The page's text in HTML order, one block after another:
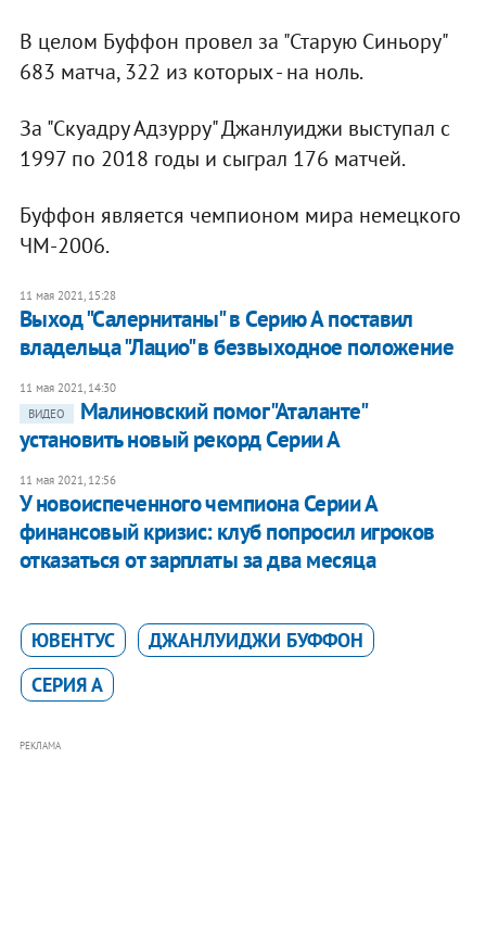
В целом Буффон провел за "Старую Синьору"
683 матча, 322 из которых - на ноль.
За "Скуадру Адзурру" Джанлуиджи выступал с
1997 по 2018 годы и сыграл 176 матчей.
Буффон является чемпионом мира немецкого
ЧМ-2006.
11 мая 2021, 15:28
Выход "Салернитаны" в Серию А поставил
владельца "Лацио" в безвыходное положение
11 мая 2021, 14:30
ВИДЕО
Малиновский помог "Аталанте"
установить новый рекорд Серии А
11 мая 2021, 12:56
У новоиспеченного чемпиона Серии А
финансовый кризис: клуб попросил игроков
отказаться от зарплаты за два месяца
ЮВЕНТУС
ДЖАНЛУИДЖИ БУФФОН
СЕРИЯ А
РЕКЛАМА